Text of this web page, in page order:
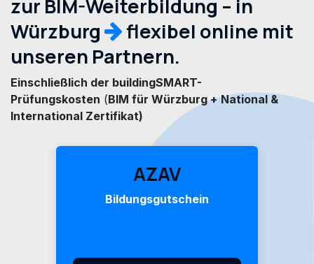
zur BIM-Weiterbildung – in
Würzburg
flexibel online mit
unseren Partnern.
Einschließlich der buildingSMART-
Prüfungskosten (BIM für Würzburg + National &
International Zertifikat)
AZAV
Bildungsgutschein